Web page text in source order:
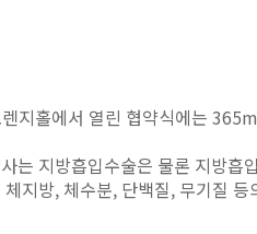
지홀에서 열린 협약식에는
는 지방흡입수술은 물론 지방
지방, 체수분, 단백질, 무기질